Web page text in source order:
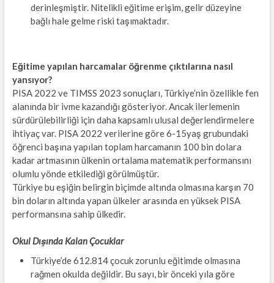
derinleşmiştir. Nitelikli eğitime erişim, gelir düzeyine
bağlı hale gelme riski taşımaktadır.
Eğitime yapılan harcamalar öğrenme çıktılarına nasıl
yansıyor?
PISA 2022 ve TIMSS 2023 sonuçları, Türkiye’nin özellikle fen
alanında bir ivme kazandığı gösteriyor. Ancak ilerlemenin
sürdürülebilirliği için daha kapsamlı ulusal değerlendirmelere
ihtiyaç var. PISA 2022 verilerine göre 6-15yaş grubundaki
öğrenci başına yapılan toplam harcamanın 100 bin dolara
kadar artmasının ülkenin ortalama matematik performansını
olumlu yönde etkilediği görülmüştür.
Türkiye bu eşiğin belirgin biçimde altında olmasına karşın 70
bin doların altında yapan ülkeler arasında en yüksek PISA
performansına sahip ülkedir.
Okul Dışında Kalan Çocuklar
Türkiye’de 612.814 çocuk zorunlu eğitimde olmasına
rağmen okulda değildir. Bu sayı, bir önceki yıla göre